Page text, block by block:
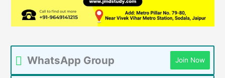
WhatsApp Group Join Now